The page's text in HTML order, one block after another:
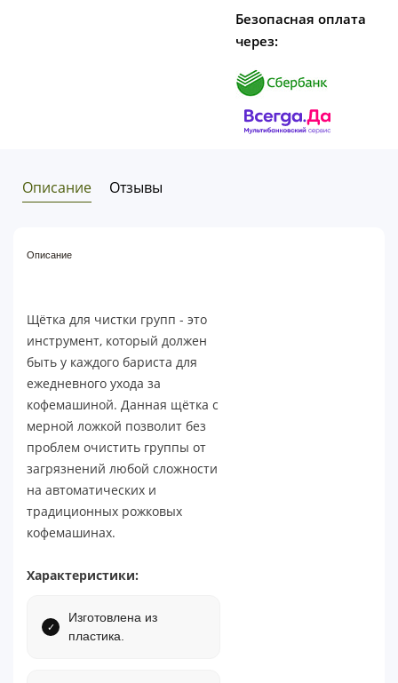
Безопасная оплата
через:
Описание Отзывы
Описание
Щётка для чистки групп - это
инструмент, который должен
быть у каждого бариста для
ежедневного ухода за
кофемашиной. Данная щётка с
мерной ложкой позволит без
проблем очистить группы от
загрязнений любой сложности
на автоматических и
традиционных рожковых
кофемашинах.
Характеристики:
Изготовлена из
пластика.